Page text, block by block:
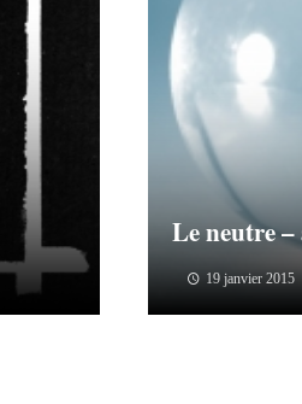
Le neutre
19 janvier 2015